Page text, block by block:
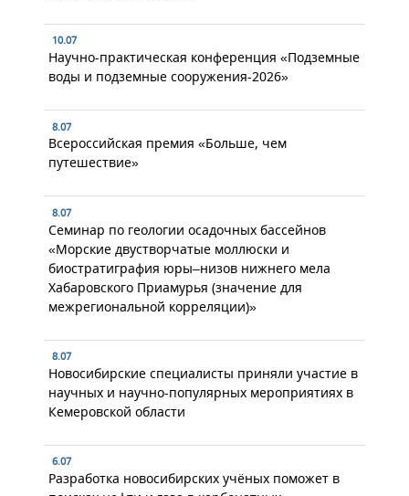
10.07
Научно-практическая конференция «Подземные
воды и подземные сооружения-2026»
8.07
Всероссийская премия «Больше, чем
путешествие»
8.07
Семинар по геологии осадочных бассейнов
«Морские двустворчатые моллюски и
биостратиграфия юры–низов нижнего мела
Хабаровского Приамурья (значение для
межрегиональной корреляции)»
8.07
Новосибирские специалисты приняли участие в
научных и научно-популярных мероприятиях в
Кемеровской области
6.07
Разработка новосибирских учёных поможет в